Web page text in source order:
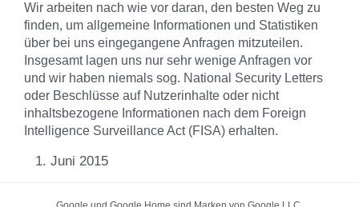
Wir arbeiten nach wie vor daran, den besten Weg zu
finden, um allgemeine Informationen und Statistiken
über bei uns eingegangene Anfragen mitzuteilen.
Insgesamt lagen uns nur sehr wenige Anfragen vor
und wir haben niemals sog. National Security Letters
oder Beschlüsse auf Nutzerinhalte oder nicht
inhaltsbezogene Informationen nach dem Foreign
Intelligence Surveillance Act (FISA) erhalten.
Juni 2015